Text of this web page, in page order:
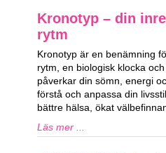
Kronotyp – din
rytm
Kronotyp är en benämning
rytm, en biologisk klocka
påverkar din sömn, energi
förstå och anpassa din
bättre hälsa, ökat
Läs mer ...